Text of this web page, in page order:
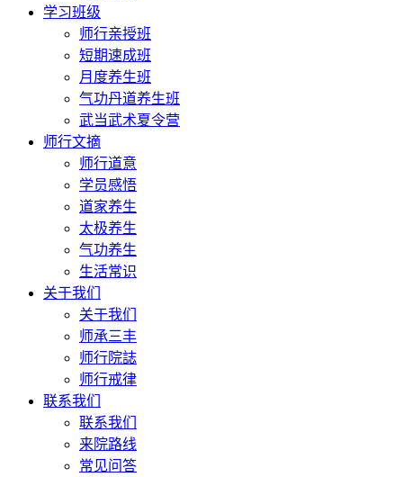
学习班级
师行亲授班
短期速成班
月度养生班
气功丹道养生班
武当武术夏令营
师行文摘
师行道意
学员感悟
道家养生
太极养生
气功养生
生活常识
关于我们
关于我们
师承三丰
师行院誌
师行戒律
联系我们
联系我们
来院路线
常见问答